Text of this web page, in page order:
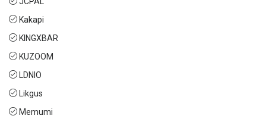
Kakapi
KINGXBAR
KUZOOM
LDNIO
Likgus
Memumi